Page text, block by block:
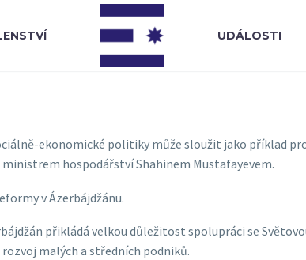
UDÁLOSTI
ekonomické politiky může sloužit jako příklad
hospodářství Shahinem Mustafayevem.
v Ázerbájdžánu.
přikládá velkou důležitost spolupráci se
malých a středních podniků.